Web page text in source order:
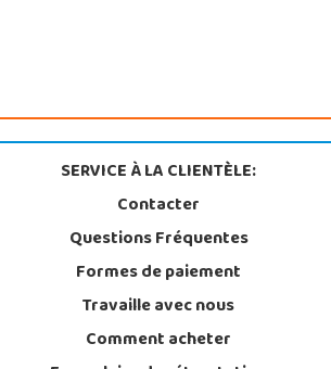
SERVICE À LA CLIENTÈLE:
Contacter
Questions Fréquentes
Formes de paiement
Travaille avec nous
Comment acheter